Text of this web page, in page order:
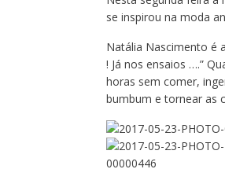
se inspirou na moda
Natália Nascimento é
! Já nos ensaios ….”
horas sem comer,
bumbum e tornear as